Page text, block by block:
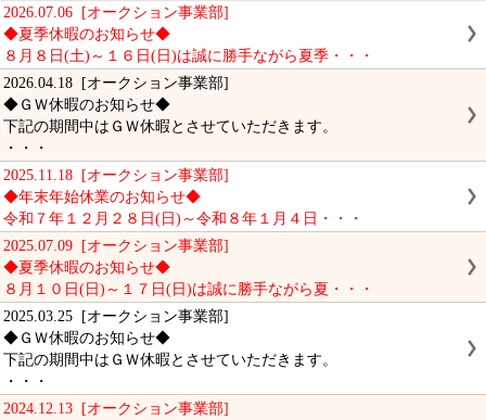
2026.07.06 [オークション事業部]
◆夏季休暇のお知らせ◆
８月８日(土)～１６日(日)は誠に勝手ながら夏季・・・
2026.04.18 [オークション事業部]
◆ＧＷ休暇のお知らせ◆
下記の期間中はＧＷ休暇とさせていただきます。
・・・
2025.11.18 [オークション事業部]
◆年末年始休業のお知らせ◆
令和７年１２月２８日(日)～令和８年１月４日・・・
2025.07.09 [オークション事業部]
◆夏季休暇のお知らせ◆
８月１０日(日)～１７日(日)は誠に勝手ながら夏・・・
2025.03.25 [オークション事業部]
◆ＧＷ休暇のお知らせ◆
下記の期間中はＧＷ休暇とさせていただきます。
・・・
2024.12.13 [オークション事業部]